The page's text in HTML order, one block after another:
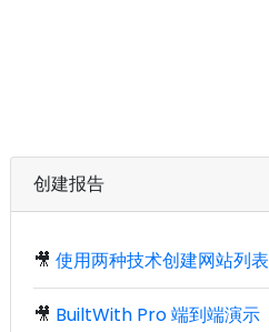
创建报告
🎥 使用两种技术创建网站列表
🎥 BuiltWith Pro 端到端演示